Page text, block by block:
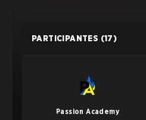
PARTICIPANTES (17)
Passion Academy